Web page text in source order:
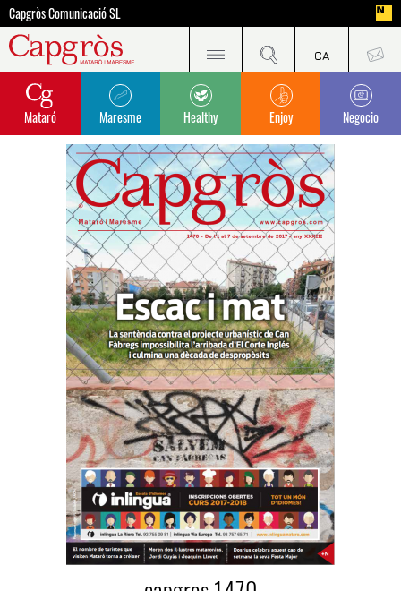
Capgròs Comunicació SL
Mataró Maresme Healthy Enjoy Negocio